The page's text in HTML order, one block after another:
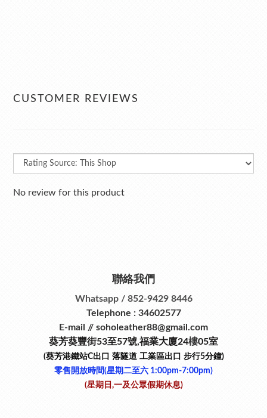
CUSTOMER REVIEWS
No review for this product
聯絡我們
Whatsapp / 852-9429 8446
Telephone : 34602577
E-mail // soholeather88@gmail.com
葵芳葵豐街53至57號,福業大廈24樓05室
(葵芳港鐵站C出口 落隧道 工業區出口 步行5分鐘)
零售開放時間(星期二至六​ 1:00pm-7:00pm)
(星期日,一及公眾假期休息)